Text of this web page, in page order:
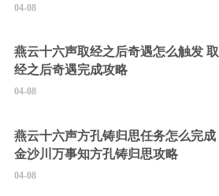
04-08
燕云十六声取经之后奇遇怎么触发 取
经之后奇遇完成攻略
04-08
燕云十六声方孔铸归思任务怎么完成
金沙川万事知方孔铸归思攻略
04-08